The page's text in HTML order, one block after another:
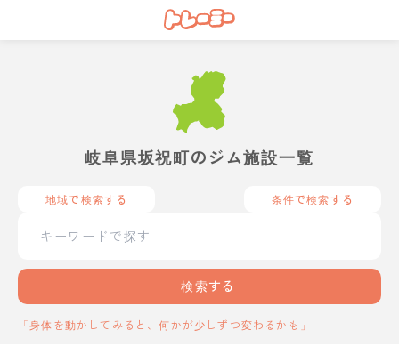
岐阜県坂祝町のジム施設一覧
地域で検索する 条件で検索する
検索する
「身体を動かしてみると、何かが少しずつ変わるかも」